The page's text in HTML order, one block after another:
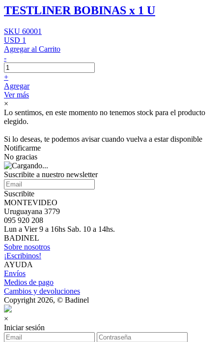
TESTLINER BOBINAS x 1 U
SKU 60001
USD 1
Agregar al Carrito
-
+
Agregar
Ver más
×
Lo sentimos, en este momento no tenemos stock para el producto
elegido.
Si lo deseas, te podemos avisar cuando vuelva a estar disponible
Notificarme
No gracias
Suscribite a nuestro newsletter
Suscribite
MONTEVIDEO
Uruguayana 3779
095 920 208
Lun a Vier 9 a 16hs Sab. 10 a 14hs.
BADINEL
Sobre nosotros
¡Escribinos!
AYUDA
Envíos
Medios de pago
Cambios y devoluciones
Copyright 2026, © Badinel
×
Iniciar sesión